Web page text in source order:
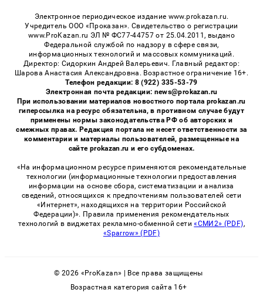
Электронное периодическое издание www.prokazan.ru.
Учредитель ООО «Проказан». Cвидетельство о регистрации
www.ProKazan.ru ЭЛ № ФС77-44757 от 25.04.2011, выдано
Федеральной службой по надзору в сфере связи,
информационных технологий и массовых коммуникаций.
Директор: Сидоркин Андрей Валерьевич. Главный редактор:
Шарова Анастасия Александровна. Возрастное ограничение 16+.
Телефон редакции: 8 (922) 335-53-79
Электронная почта редакции: news@prokazan.ru
При использовании материалов новостного портала prokazan.ru
гиперссылка на ресурс обязательна, в противном случае будут
применены нормы законодательства РФ об авторских и
смежных правах. Редакция портала не несет ответственности за
комментарии и материалы пользователей, размещенные на
сайте prokazan.ru и его субдоменах.
«На информационном ресурсе применяются рекомендательные
технологии (информационные технологии предоставления
информации на основе сбора, систематизации и анализа
сведений, относящихся к предпочтениям пользователей сети
«Интернет», находящихся на территории Российской
Федерации)». Правила применения рекомендательных
технологий в виджетах рекламно-обменной сети«СМИ2» (PDF),
«Sparrow» (PDF)
© 2026 «ProKazan» | Все права защищены
Возрастная категория сайта 16+